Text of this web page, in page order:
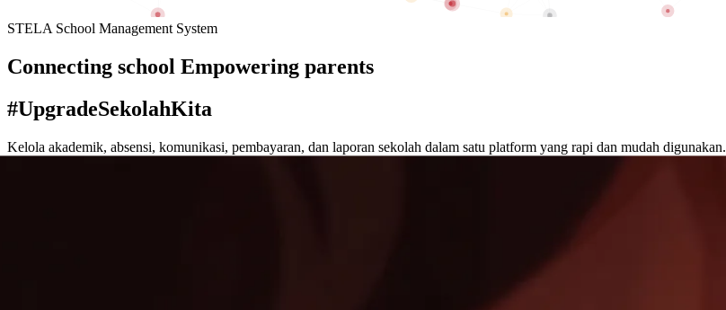
STELA School Management System
Connecting school Empowering parents
#UpgradeSekolahKita
Kelola akademik, absensi, komunikasi, pembayaran, dan laporan sekolah dalam satu platform yang rapi dan mudah digunakan.